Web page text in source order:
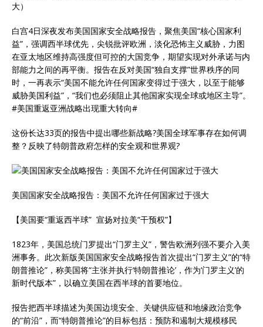
大）
白宫4日深夜发布美国国家安全战略报告，聚焦美国“核心国家利
益”，强调西半球优先，尖锐批评欧洲，淡化恐怖主义威胁，力图
在亚太地区维持高强度但可控的大国竞争，期望实现对外承诺与内
部能力之间的再平衡。报告在反对美国“独自支撑”世界秩序的同
时，一再表示“美国不能允许任何国家变得过于强大，以至于能够
威胁美国利益”，“我们也必须阻止其他国家实现全球或地区主导”。
#美国重返亚洲战略出现重大转向#
这份长达33页的报告中提出哪些新战略?美国全球军事存在如何调
整？反映了特朗普政府怎样的安全观和世界观?
美国国家安全战略报告：美国不允许任何国家过于强大
【美国要“重返西半球” 宣扬对拉美“干预权”】
1823年，美国总统门罗提出“门罗主义”，警告欧洲列强不要介入美
洲事务。此次新版美国国家安全战略报告首次提出“门罗主义”的“特
朗普推论”，称美国将“主张并执行‘特朗普推论’，作为‘门罗主义’的
新时代版本”，以确立美国在西半球的首要地位。
报告把西半球描述为美国边境安全、关键供应链和地缘政治竞争
的“前沿”，而“特朗普推论”的目标包括：预防和遏制大规模移民